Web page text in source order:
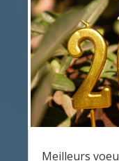
Meilleurs